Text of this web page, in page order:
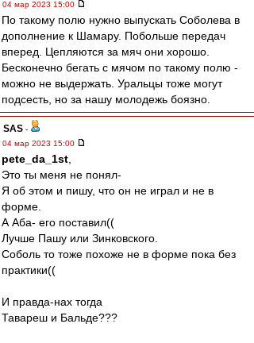
04 мар 2023 15:00
По такому полю нужно выпускать Соболева в
дополнение к Шамару. Побольше передач
вперед. Цепляются за мяч они хорошо.
Бесконечно бегать с мячом по такому полю -
можно не выдержать. Уральцы тоже могут
подсесть, но за нашу молодежь боязно.
SAS -
04 мар 2023 15:00
pete_da_1st
Это ты меня не понял-
Я об этом и пишу, что он не играл и не в
форме.
А Аба- его поставил((
Лучше Пашу или Зинковского.
Соболь то тоже похоже не в форме пока без
практики((
И правда-нах тогда
Тавареш и Бальде???